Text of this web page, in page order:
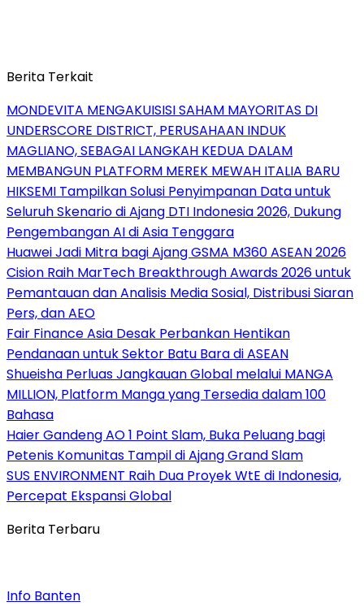
Berita Terkait
MONDEVITA MENGAKUISISI SAHAM MAYORITAS DI
UNDERSCORE DISTRICT, PERUSAHAAN INDUK
MAGLIANO, SEBAGAI LANGKAH KEDUA DALAM
MEMBANGUN PLATFORM MEREK MEWAH ITALIA BARU
HIKSEMI Tampilkan Solusi Penyimpanan Data untuk
Seluruh Skenario di Ajang DTI Indonesia 2026, Dukung
Pengembangan AI di Asia Tenggara
Huawei Jadi Mitra bagi Ajang GSMA M360 ASEAN 2026
Cision Raih MarTech Breakthrough Awards 2026 untuk
Pemantauan dan Analisis Media Sosial, Distribusi Siaran
Pers, dan AEO
Fair Finance Asia Desak Perbankan Hentikan
Pendanaan untuk Sektor Batu Bara di ASEAN
Shueisha Perluas Jangkauan Global melalui MANGA
MILLION, Platform Manga yang Tersedia dalam 100
Bahasa
Haier Gandeng AO 1 Point Slam, Buka Peluang bagi
Petenis Komunitas Tampil di Ajang Grand Slam
SUS ENVIRONMENT Raih Dua Proyek WtE di Indonesia,
Percepat Ekspansi Global
Berita Terbaru
Info Banten